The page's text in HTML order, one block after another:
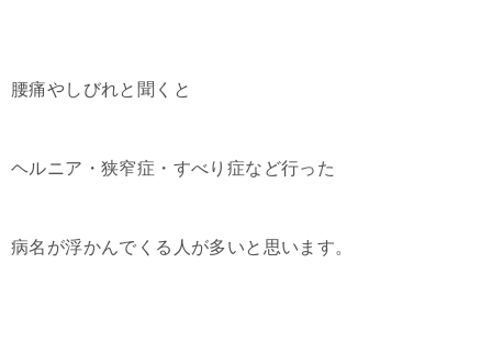
腰痛やしびれと聞くと
ヘルニア・狭窄症・すべり症など行った
病名が浮かんでくる人が多いと思います。